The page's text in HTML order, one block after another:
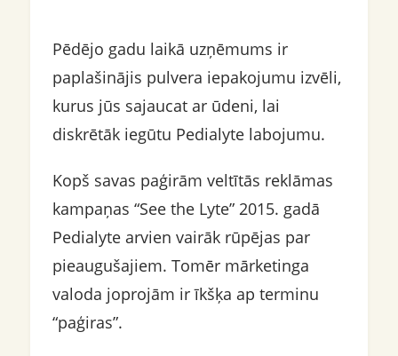
Pēdējo gadu laikā uzņēmums ir
paplašinājis pulvera iepakojumu izvēli,
kurus jūs sajaucat ar ūdeni, lai
diskrētāk iegūtu Pedialyte labojumu.
Kopš savas paģirām veltītās reklāmas
kampaņas “See the Lyte” 2015. gadā
Pedialyte arvien vairāk rūpējas par
pieaugušajiem. Tomēr mārketinga
valoda joprojām ir īkšķa ap terminu
“paģiras”.